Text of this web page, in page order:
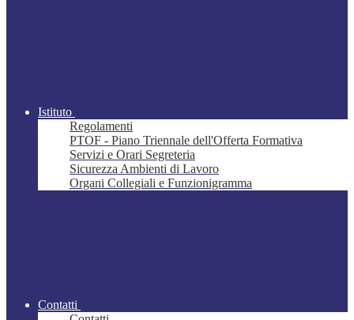
Istituto
Regolamenti
PTOF - Piano Triennale dell'Offerta Formativa
Servizi e Orari Segreteria
Sicurezza Ambienti di Lavoro
Organi Collegiali e Funzionigramma
Contatti